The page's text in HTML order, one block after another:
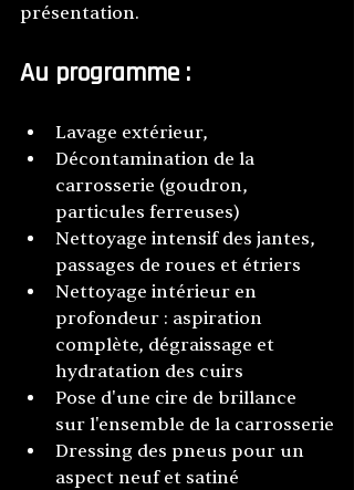
présentation.
Au programme :
Lavage extérieur,
Décontamination de la
carrosserie (goudron,
particules ferreuses)
Nettoyage intensif des jantes,
passages de roues et étriers
Nettoyage intérieur en
profondeur : aspiration
complète, dégraissage et
hydratation des cuirs
Pose d'une cire de brillance
sur l'ensemble de la carrosserie
Dressing des pneus pour un
aspect neuf et satiné